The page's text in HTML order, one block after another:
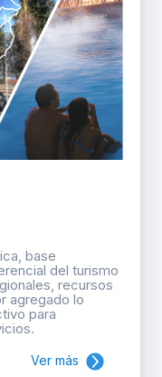
base
del turismo
recursos
agregado lo
para
Ver más